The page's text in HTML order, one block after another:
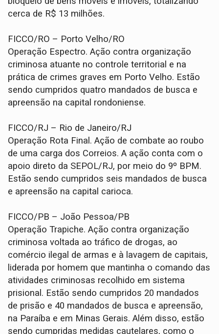
cerca de R$ 13 milhões.
FICCO/RO – Porto Velho/RO
Operação Espectro. Ação contra organização
criminosa atuante no controle territorial e na
prática de crimes graves em Porto Velho. Estão
sendo cumpridos quatro mandados de busca e
apreensão na capital rondoniense.
FICCO/RJ – Rio de Janeiro/RJ
Operação Rota Final. Ação de combate ao roubo
de uma carga dos Correios. A ação conta com o
apoio direto da SEPOL/RJ, por meio do 9º BPM.
Estão sendo cumpridos seis mandados de busca
e apreensão na capital carioca.
FICCO/PB – João Pessoa/PB
Operação Trapiche. Ação contra organização
criminosa voltada ao tráfico de drogas, ao
comércio ilegal de armas e à lavagem de capitais,
liderada por homem que mantinha o comando das
atividades criminosas recolhido em sistema
prisional. Estão sendo cumpridos 20 mandados
de prisão e 40 mandados de busca e apreensão,
na Paraíba e em Minas Gerais. Além disso, estão
sendo cumpridas medidas cautelares, como o